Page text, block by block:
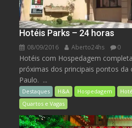
Hotéis Parks – 24 horas
08/09/2016 Aberto24hs 0
Hotéis com Hospedagem
próximas dos principais pontos da
Paulo. ...
Destaques H&A Hospedagem
Quartos e Vagas